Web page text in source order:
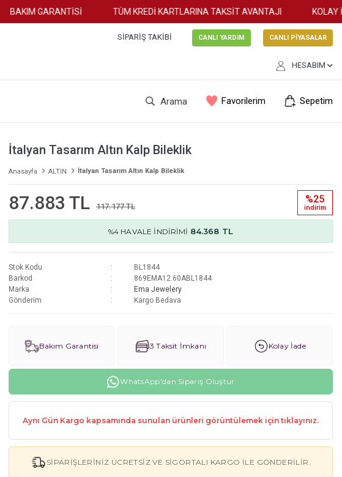
BAKIM GARANTİSİ TÜM KREDİ KARTLARINA TAKSİT AVANTAJI KOLAY
SIPARIŞ TAKIBI CANLI YARDIM CANLI PİYASALAR
HESABIM
Arama Favorilerim Sepetim
İtalyan Tasarım Altın Kalp Bileklik
Anasayfa ALTIN İtalyan Tasarım Altın Kalp Bileklik
87.883 TL 117.177 TL
%25
i̇ndi̇ri̇m
%4 HAVALE İNDİRİMİ 84.368 TL
Stok Kodu
BL1844
Barkod
869EMA12.60ABL1844
Marka
Ema Jewelery
Gönderim
Kargo Bedava
Bakım Garantisi 3 Taksit İmkanı Kolay İade
WhatsApp'dan Sipariş Oluştur
Aynı Gün Kargo kapsamında sunulan ürünleri görüntülemek için tıklayınız.
SIPARIŞLERINIZ ÜCRETSIZ VE SIGORTALI KARGO ILE GÖNDERILIR.